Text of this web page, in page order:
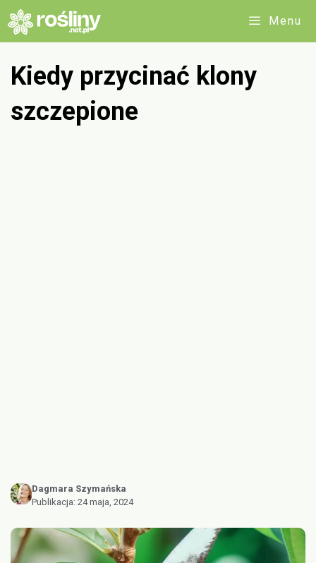
Przejdź
do
Menu
Kiedy przycinać klony
szczepione
Dagmara Szymańska
Publikacja: 24 maja, 2024